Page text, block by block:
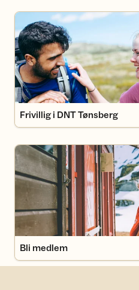
Frivillig i DNT Tønsberg
Frivillig i DNT Tønsberg
Bli medlem
Bli medlem